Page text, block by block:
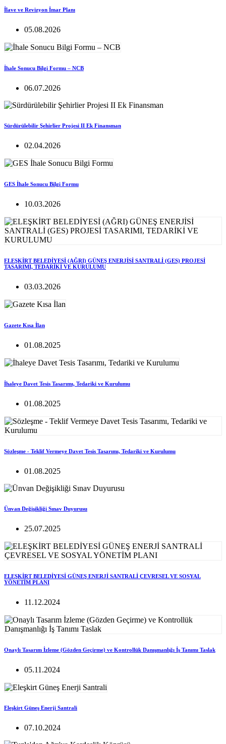
İlave ve Revizyon İmar Planı
05.08.2026
İhale Sonucu Bilgi Formu – NCB
06.07.2026
Sürdürülebilir Şehirlier Projesi II Ek Finansman
02.04.2026
GES İhale Sonucu Bilgi Formu
10.03.2026
ELEŞKİRT BELEDİYESİ (AĞRI) GÜNEŞ ENERJİSİ SANTRALİ (GES) PROJESİ
TASARIMI, TEDARİKİ VE KURULUMU
03.03.2026
Gazete Kısa İlan
01.08.2025
İhaleye Davet Tesis Tasarımı, Tedariki ve Kurulumu
01.08.2025
Sözleşme - Teklif Vermeye Davet Tesis Tasarımı, Tedariki ve Kurulumu
01.08.2025
Ünvan Değişikliği Sınav Duyurusu
25.07.2025
ELEŞKİRT BELEDİYESİ GÜNEŞ ENERJİ SANTRALİ ÇEVRESEL VE SOSYAL
YÖNETİM PLANI
11.12.2024
Onaylı Tasarım İzleme (Gözden Geçirme) ve Kontrollük Danışmanlığı İş Tanımı Taslak
05.11.2024
Eleşkirt Güneş Enerji Santrali
07.10.2024